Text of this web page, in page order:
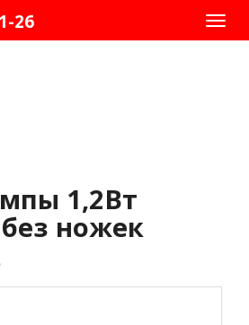
26
1,2Вт
ножек